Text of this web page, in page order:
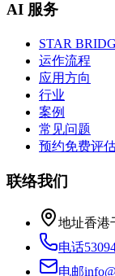
AI 服务
STAR
运作流程
应用方向
行业
案例
常见问题
预约免费评
联络我们
地址香港
电话
电邮